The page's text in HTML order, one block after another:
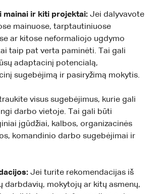
mainai ir kiti projektai: Jei dalyvavote
mainuose, tarptautiniuose
ar kitose neformaliojo ugdymo
taip pat verta paminėti. Tai gali
adaptacinį potencialą,
sugebėjimą ir pasiryžimą mokytis.
visus sugebėjimus, kurie gali
darbo vietoje. Tai gali būti
įgūdžiai, kalbos, organizacinės
komandinio darbo sugebėjimai ir
Jei turite rekomendacijas iš
darbdavių, mokytojų ar kitų asmenų,